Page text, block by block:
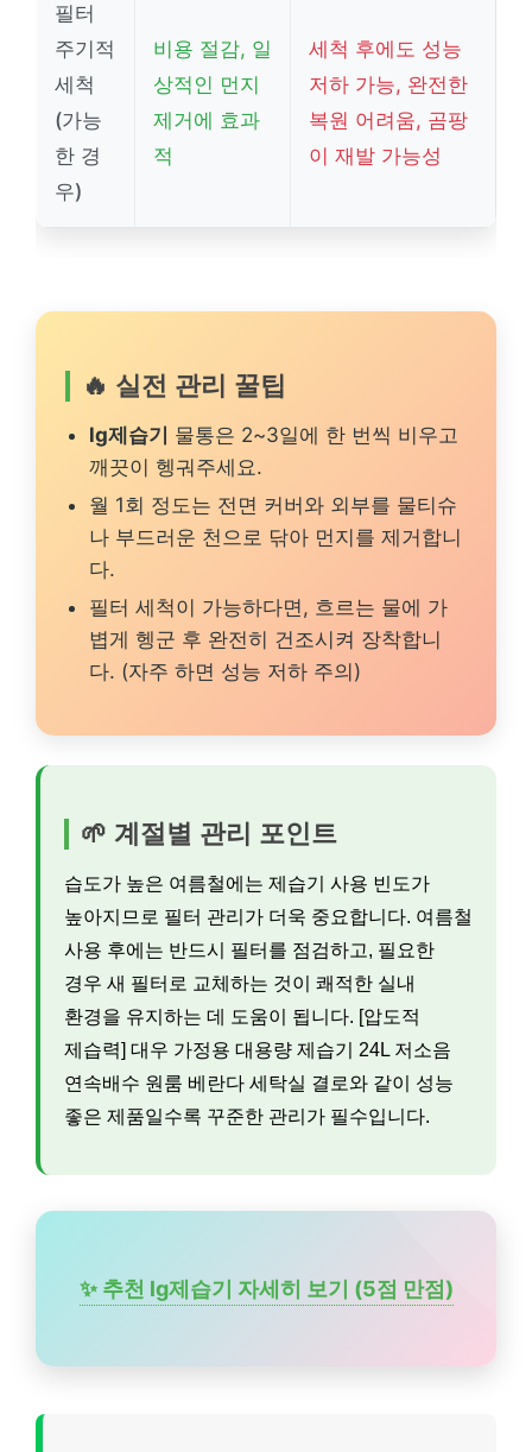
필터
주기적
세척
(가능
한 경
우)
비용 절감, 일
상적인 먼지
제거에 효과
적
세척 후에도 성능
저하 가능, 완전한
복원 어려움, 곰팡
이 재발 가능성
🔥 실전 관리 꿀팁
lg제습기
물통은 2~3일에 한 번씩 비우고
깨끗이 헹궈주세요.
월 1회 정도는 전면 커버와 외부를 물티슈
나 부드러운 천으로 닦아 먼지를 제거합니
다.
필터 세척이 가능하다면, 흐르는 물에 가
볍게 헹군 후 완전히 건조시켜 장착합니
다. (자주 하면 성능 저하 주의)
🌱 계절별 관리 포인트
습도가 높은 여름철에는 제습기 사용 빈도가
높아지므로 필터 관리가 더욱 중요합니다. 여름철
사용 후에는 반드시 필터를 점검하고, 필요한
경우 새 필터로 교체하는 것이 쾌적한 실내
환경을 유지하는 데 도움이 됩니다. [압도적
제습력] 대우 가정용 대용량 제습기 24L 저소음
연속배수 원룸 베란다 세탁실 결로와 같이 성능
좋은 제품일수록 꾸준한 관리가 필수입니다.
✨ 추천 lg제습기 자세히 보기 (5점 만점)